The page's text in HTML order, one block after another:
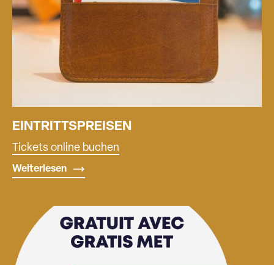
EINTRITTSPREISEN
Tickets online buchen
Weiterlesen